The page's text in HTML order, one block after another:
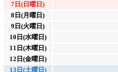
7日(日曜日)
8日(月曜日)
9日(火曜日)
10日(水曜日)
11日(木曜日)
12日(金曜日)
13日(土曜日)